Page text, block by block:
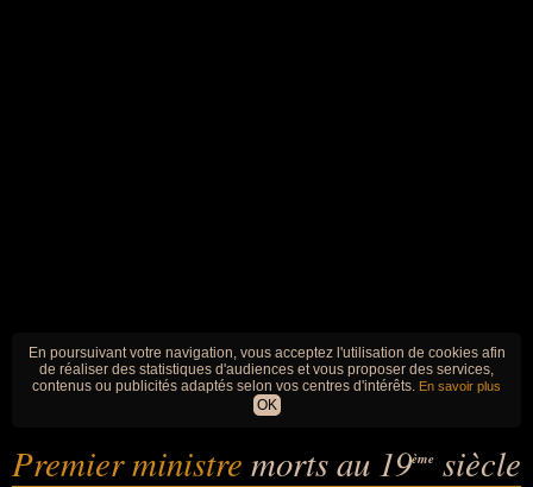
En poursuivant votre navigation, vous acceptez l'utilisation de cookies afin
de réaliser des statistiques d'audiences et vous proposer des services,
contenus ou publicités adaptés selon vos centres d'intérêts. En savoir plus
OK
Premier ministre morts au 19ème siècle